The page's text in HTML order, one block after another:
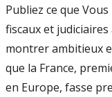
Publiez ce que
fiscaux et
montrer ambitieux
que la France,
en Europe, fasse